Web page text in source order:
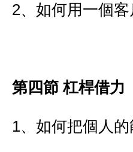
2、如何用一個
第四節 杠桿借力
1、如何把個人